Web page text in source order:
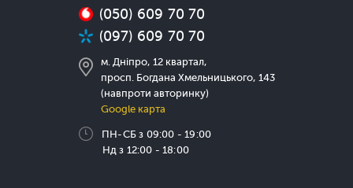
(050) 609 70 70
(097) 609 70 70
м. Дніпро, 12 квартал,
просп. Богдана Хмельницького, 143
(навпроти авторинку)
Google карта
ПН-СБ з 09:00 - 19:00
Нд з 12:00 - 18:00